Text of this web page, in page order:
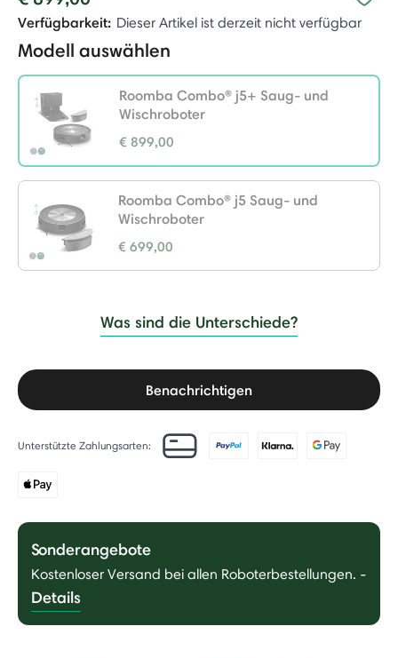
Verfügbarkeit: Dieser Artikel ist derzeit nicht verfügbar
Modell auswählen
Roomba Combo® j5+ Saug- und
Wischroboter
€ 899,00
selected
Roomba Combo® j5 Saug- und
Wischroboter
€ 699,00
Was sind die Unterschiede?
Benachrichtigen
Unterstützte Zahlungsarten:
Sonderangebote
Kostenloser Versand bei allen Roboterbestellungen. -
Details